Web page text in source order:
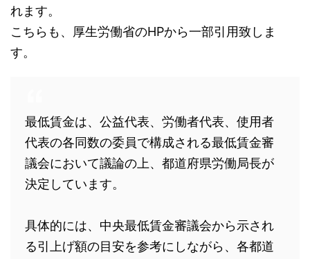
れます。
こちらも、厚生労働省のHPから一部引用致しま
す。
最低賃金は、公益代表、労働者代表、使用者
代表の各同数の委員で構成される最低賃金審
議会において議論の上、都道府県労働局長が
決定しています。
具体的には、中央最低賃金審議会から示され
る引上げ額の目安を参考にしながら、各都道